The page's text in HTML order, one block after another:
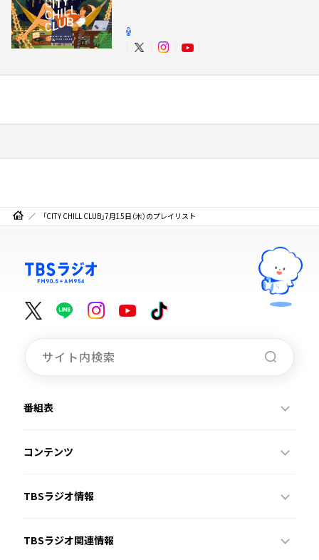
「CITY CHILL CLUB」7月15日（木）のプレイリスト
番組表
コンテンツ
TBSラジオ情報
TBSラジオ関連情報